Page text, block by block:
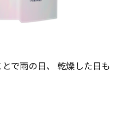
で雨の日、 乾燥した日も